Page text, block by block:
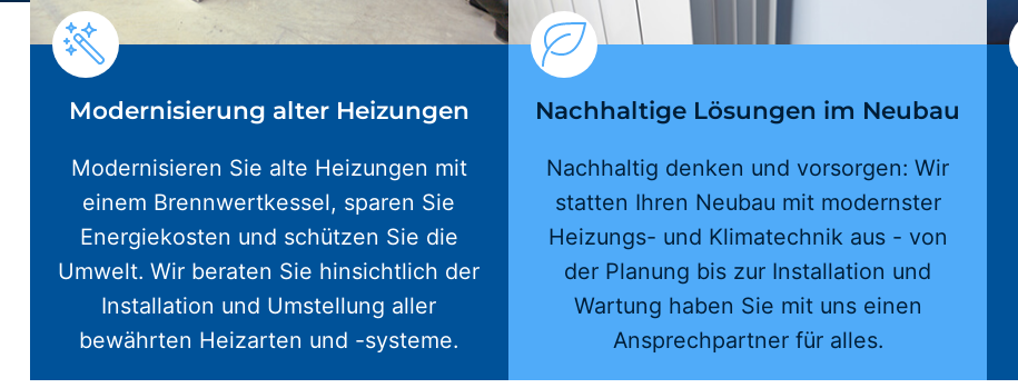
Modernisierung alter Heizungen
Modernisieren Sie alte Heizungen mit
einem Brennwertkessel, sparen Sie
Energiekosten und schützen Sie die
Umwelt. Wir beraten Sie hinsichtlich der
Installation und Umstellung aller
bewährten Heizarten und -systeme.
Nachhaltige Lösungen im Neubau
Nachhaltig denken und vorsorgen: Wir
statten Ihren Neubau mit modernster
Heizungs- und Klimatechnik aus - von
der Planung bis zur Installation und
Wartung haben Sie mit uns einen
Ansprechpartner für alles.